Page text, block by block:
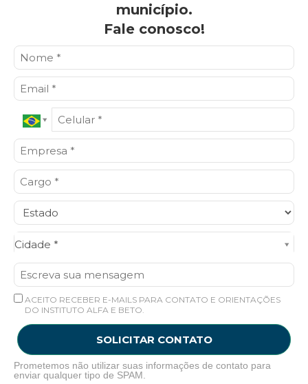
município.
Fale conosco!
Cidade *
Cidade*
ACEITO RECEBER E-MAILS PARA CONTATO E ORIENTAÇÕES
DO INSTITUTO ALFA E BETO.
SOLICITAR CONTATO
Prometemos não utilizar suas informações de contato para
enviar qualquer tipo de SPAM.